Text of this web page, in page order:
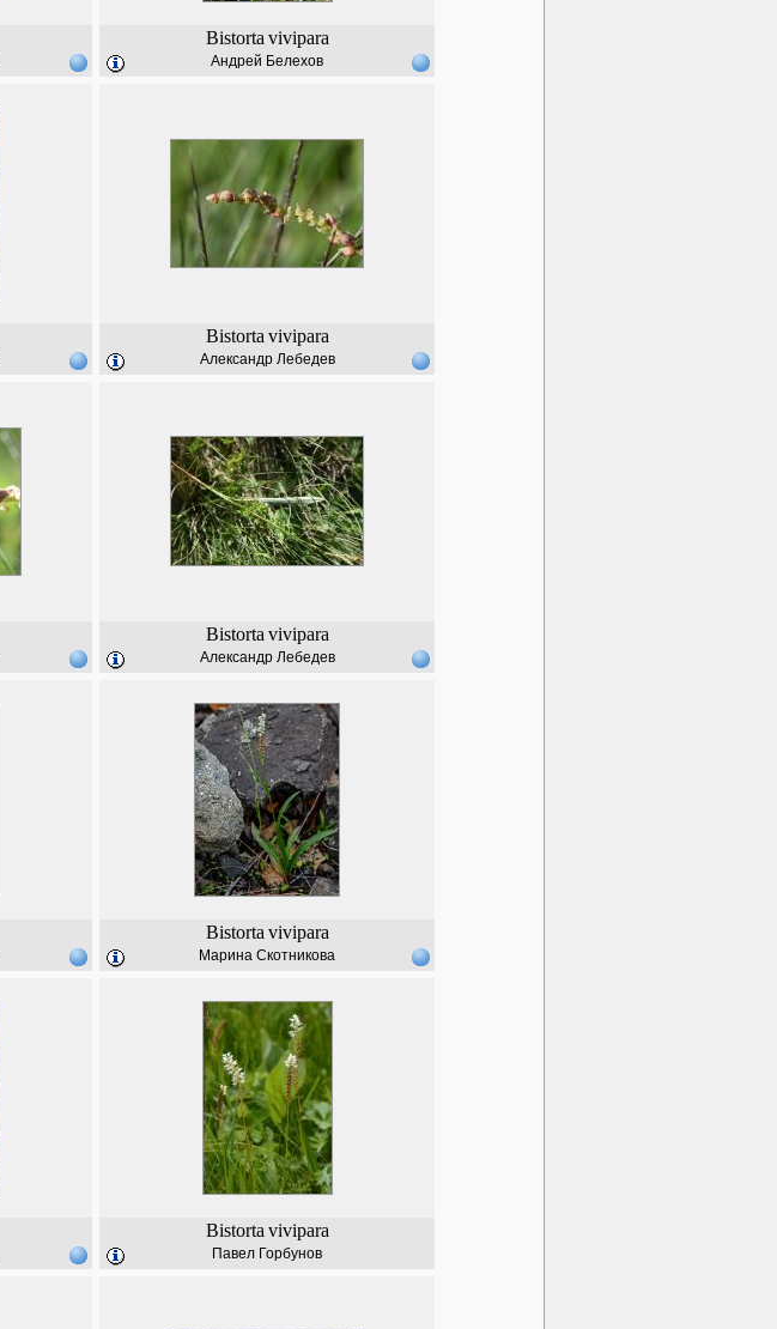
Bistorta vivipara
Андрей Белехов
Bistorta vivipara
Александр Лебедев
Bistorta vivipara
Александр Лебедев
Bistorta vivipara
Марина Скотникова
Bistorta vivipara
Павел Горбунов